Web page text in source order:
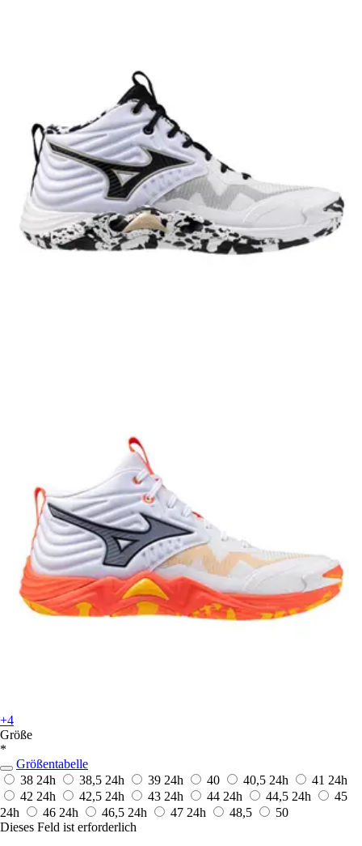
+4
Größe
*
Größentabelle
38 24h 38,5 24h 39 24h 40 40,5 24h 41 24h
42 24h 42,5 24h 43 24h 44 24h 44,5 24h
45
24h
46 24h 46,5 24h 47 24h 48,5
50
Dieses Feld ist erforderlich